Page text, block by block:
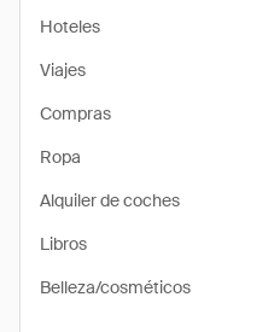
Hoteles
Viajes
Compras
Ropa
Alquiler de coches
Libros
Belleza/cosméticos